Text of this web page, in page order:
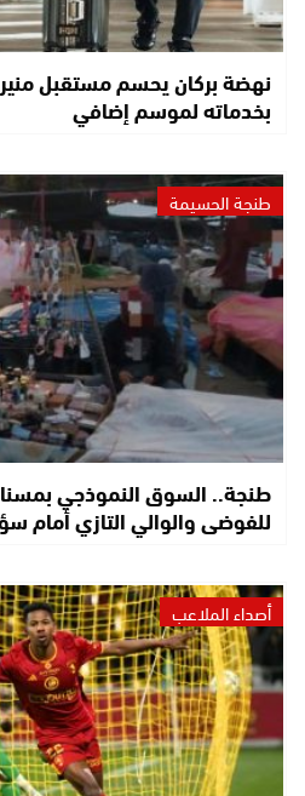
نهضة بركان يحسم مستقبل
بخدماته لموسم إضافي
طنجة الحسيمة
طنجة.. السوق النموذجي
للفوضى والوالي التازي أمام
أصداء الملاعب